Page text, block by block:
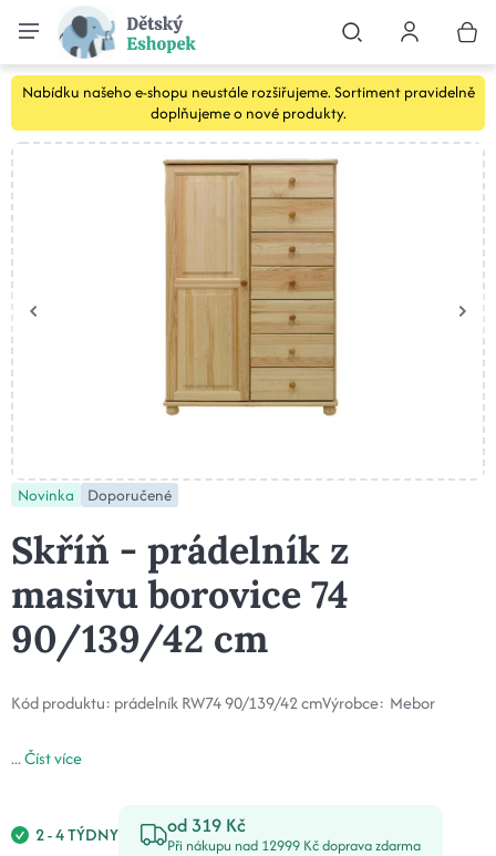
Nabídku našeho e-shopu neustále rozšiřujeme. Sortiment pravidelně
doplňujeme o nové produkty.
Novinka Doporučené
Skříň - prádelník z
masivu borovice 74
90/139/42 cm
Kód produktu: prádelník RW74 90/139/42 cmVýrobce: Mebor
...Číst více
2 - 4 TÝDNY od 319 Kč
Při nákupu nad 12999 Kč doprava zdarma